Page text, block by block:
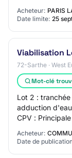
références
Acheteur: PARIS
Date limite: 25
Viabilisation
72-Sarthe · West
Mot-clé
Lot 2 :
adduction
CPV :
Acheteur:
Date de